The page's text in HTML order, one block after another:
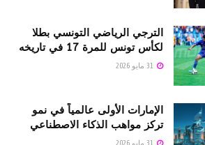
الترجي الرياضي التونسي بطلا
لكأس تونس للمرة 17 في تاريخه
الإمارات الأولى عالمياً في نمو
تركز مواهب الذكاء الاصطناعي